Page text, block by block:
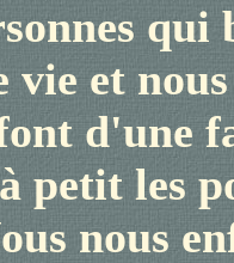
qui
et
d'une
petit les
nous